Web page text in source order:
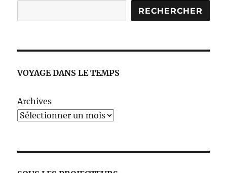
RECHERCHER
VOYAGE DANS LE TEMPS
Archives